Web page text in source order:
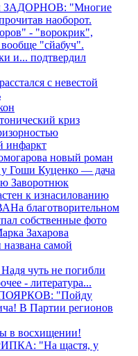
ЗАДОРНОВ: "Многие
наоборот.
- "ворокрик",
"сйабуч".
и... подтвердил
с невестой
криз
инфаркт
новый роман
у Гоши Куценко — дача
Заворотнюк
к изнасилованию
На благотворительном
собственные фото
Захарова
самой
чуть не погибли
- литература...
ПОЯРКОВ: "Пойду
В Партии регионов
в восхищении!
"На щастя, у